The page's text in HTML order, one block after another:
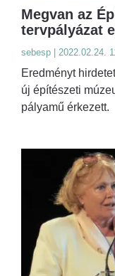
Megvan az
tervpályázat
sebesp | 2022.02.24.
Eredményt
új építészeti
pályamű érkezett.